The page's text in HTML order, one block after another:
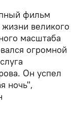
фильм
великого
масштаба
огромной
Он успел
ночь",